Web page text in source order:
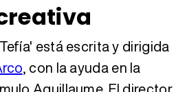
está escrita y dirigida
, con la ayuda en la